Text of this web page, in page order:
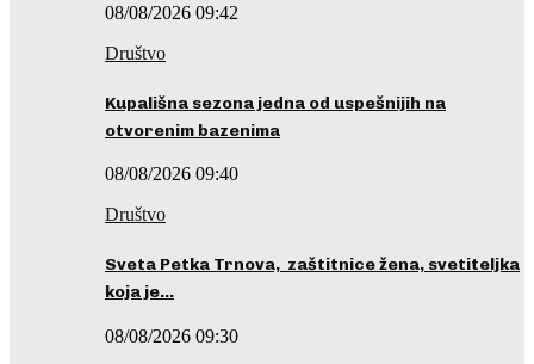
08/08/2026 09:42
Društvo
Kupališna sezona jedna od uspešnijih na
otvorenim bazenima
08/08/2026 09:40
Društvo
Sveta Petka Trnova, zaštitnice žena, svetiteljka
koja je…
08/08/2026 09:30